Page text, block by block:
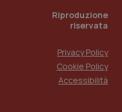
Riproduzione
riservata
Privacy Policy
Cookie Policy
Accessibilità
Scadenza
Scadenza